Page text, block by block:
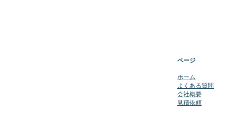
ページ
​ホーム
よくある質問
会社概要
​見積依頼